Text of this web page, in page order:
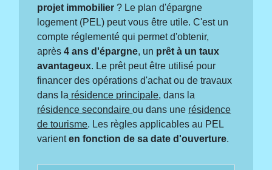
projet immobilier ? Le plan d'épargne
logement (PEL) peut vous être utile. C'est un
compte réglementé qui permet d'obtenir,
après4 ans d'épargne, un prêt à un taux
avantageux. Le prêt peut être utilisé pour
financer des opérations d'achat ou de travaux
dans la résidence principale, dans la
résidence secondaireou dans une résidence
de tourisme. Les règles applicables au PEL
varienten fonction de sa date d'ouverture.